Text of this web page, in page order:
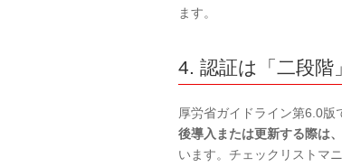
ます。
4. 認証は「二段階
厚労省ガイドライン第6.0版
後導入または更新する際は
います。チェックリストマ